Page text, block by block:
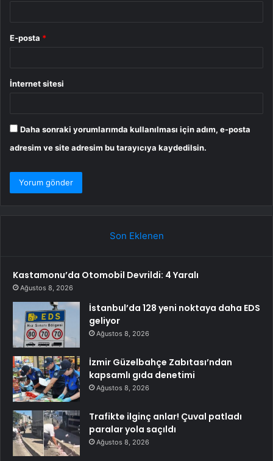
E-posta *
İnternet sitesi
Daha sonraki yorumlarımda kullanılması için adım, e-posta
adresim ve site adresim bu tarayıcıya kaydedilsin.
Son Eklenen
Kastamonu’da Otomobil Devrildi: 4 Yaralı
Ağustos 8, 2026
İstanbul’da 128 yeni noktaya daha EDS
geliyor
Ağustos 8, 2026
İzmir Güzelbahçe Zabıtası’ndan
kapsamlı gıda denetimi
Ağustos 8, 2026
Trafikte ilginç anlar! Çuval patladı
paralar yola saçıldı
Ağustos 8, 2026